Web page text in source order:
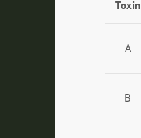
Toxin
A
B